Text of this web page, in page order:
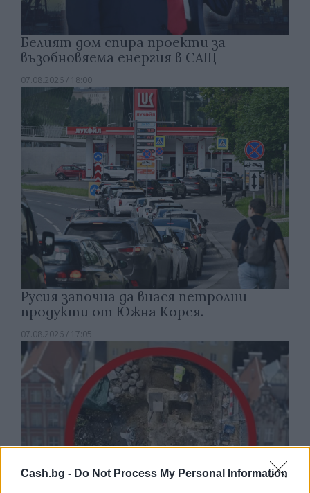
Cash.bg - Do Not Process My Personal Information
Белият дом спира проекти за
възобновяема енергия в САЩ
07.08.2026 / 18:00
Русия започна да внася петролни
продукти от Южна Корея.
07.08.2026 / 17:05